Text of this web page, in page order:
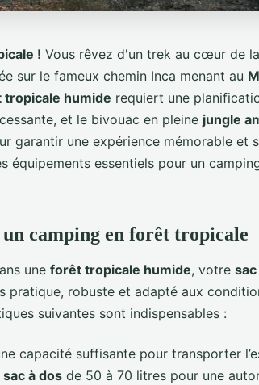
! Vous rêvez d'un trek au cœur de
sur le fameux chemin Inca menant au
humide requiert une
et le bivouac en pleine jungle
garantir une expérience mémorable et
équipements essentiels pour un
camping en forêt tropicale
une forêt tropicale humide, votre sac
pratique, robuste et adapté aux
suivantes sont indispensables :
capacité suffisante pour transporter
sac à dos de 50 à 70 litres pour une